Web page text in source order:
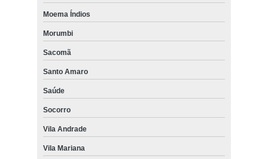
Moema Índios
Morumbi
Sacomã
Santo Amaro
Saúde
Socorro
Vila Andrade
Vila Mariana